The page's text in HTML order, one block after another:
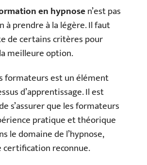
en hypnosen’est pas
à prendre à la légère. Il faut
de certains critères pour
meilleure option.
formateurs est un élément
d’apprentissage. Il est
s’assurer que les formateurs
pratique et théorique
le domaine de l’hypnose,
certification reconnue.